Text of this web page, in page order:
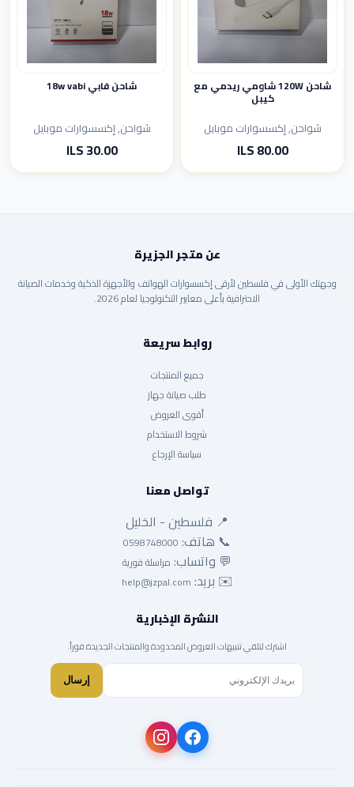
شاحن 120W شاومي ريدمي مع
كيبل
شواحن, إكسسوارات موبايل
80.00 ILS
شاحن فابي 18w vabi
شواحن, إكسسوارات موبايل
30.00 ILS
عن متجر الجزيرة
وجهتك الأولى في فلسطين لأرقى إكسسوارات الهواتف والأجهزة الذكية وخدمات الصيانة
الاحترافية بأعلى معايير التكنولوجيا لعام 2026.
روابط سريعة
جميع المنتجات
طلب صيانة جهاز
أقوى العروض
شروط الاستخدام
سياسة الإرجاع
تواصل معنا
📍 فلسطين - الخليل
📞 هاتف: 0598748000
💬 واتساب: مراسلة فورية
✉️ بريد: help@jzpal.com
النشرة الإخبارية
اشترك لتلقي تنبيهات العروض المحدودة والمنتجات الجديدة فوراً.
إرسال